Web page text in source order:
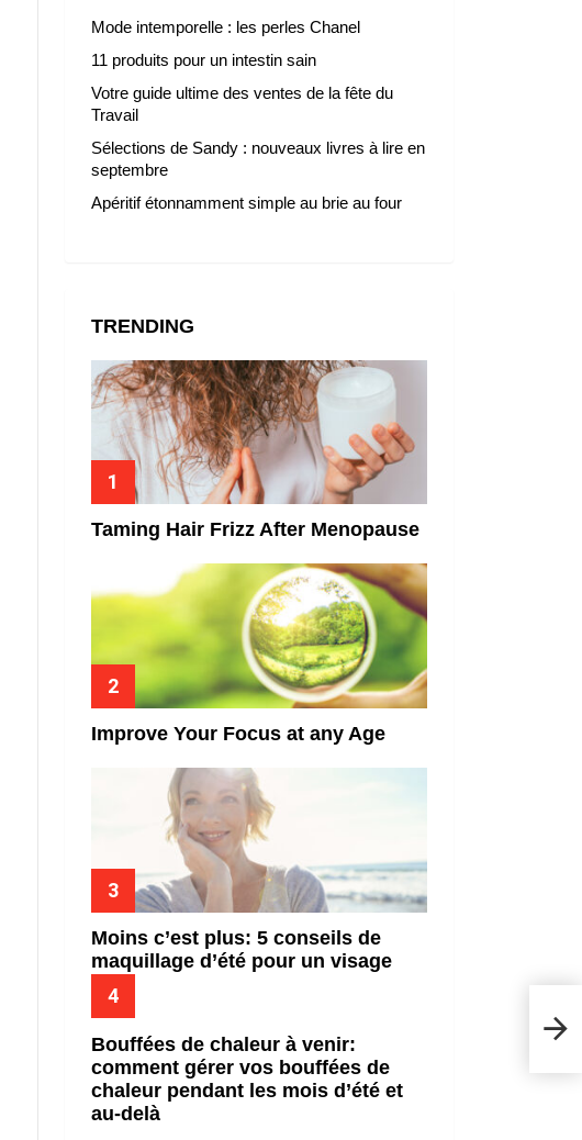
ce
Mode intemporelle : les perles Chanel
11 produits pour un intestin sain
Votre guide ultime des ventes de la fête du
Travail
Sélections de Sandy : nouveaux livres à lire en
septembre
Apéritif étonnamment simple au brie au four
TRENDING
Taming Hair Frizz After Menopause
Improve Your Focus at any Age
Moins c’est plus: 5 conseils de
maquillage d’été pour un visage
frais
Bouffées de chaleur à venir:
comment gérer vos bouffées de
chaleur pendant les mois d’été et
au-delà